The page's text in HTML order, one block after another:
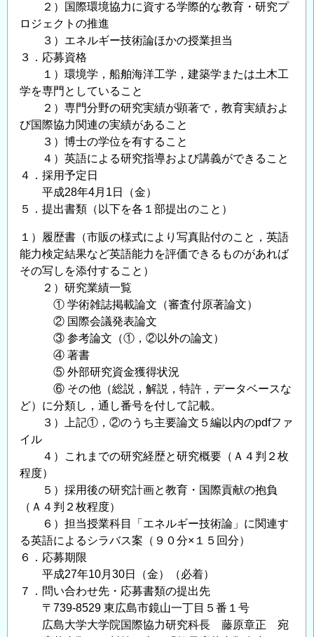
い
（リ
ク
理
分
ま
た
は
エ
野）
２）国際環境協力に資する学際的な教育・研究プ
ロジェクトの推進
３）エネルギー技術論ほかの授業担当
３．応募資格
１）環境学，船舶海洋工学，建築学または土木工
学を専門としていること
２）専門分野の研究実績が顕著で，教育実績およ
び国際協力関連の実績があること
３）博士の学位を有すること
４）英語による研究指導および講義ができること
４．採用予定日
平成28年4月1日（金）
５．提出書類（以下を各１部提出のこと）
１）履歴書（市販の様式により写真貼付のこと，英語
能力検定結果など英語能力を評価できるものがあれば
その写しを添付すること）
２）研究業績一覧
① 学術雑誌掲載論文（審査付原著論文）
② 国際会議発表論文
③ 参考論文（①，②以外の論文）
④ 著書
⑤ 外部研究資金獲得状況
⑥ その他（総説，解説，特許，データベースな
ど）に分類し，通し番号を付して記載。
３）上記①，②のうち主要論文５編以内のpdfファ
イル
４）これまでの研究経歴と研究概要（Ａ４判２枚
程度）
５）採用後の研究計画と教育・国際貢献の抱負
（Ａ４判２枚程度）
６）担当授業科目「エネルギー技術論」に関連す
る英語によるシラバス案（９０分×１５回分）
６．応募期限
平成27年10月30日（金）（必着）
７．問い合わせ先・応募書類の提出先
〒739-8529 東広島市鏡山一丁目５番１号
広島大学大学院国際協力研究科長 藤原章正 宛